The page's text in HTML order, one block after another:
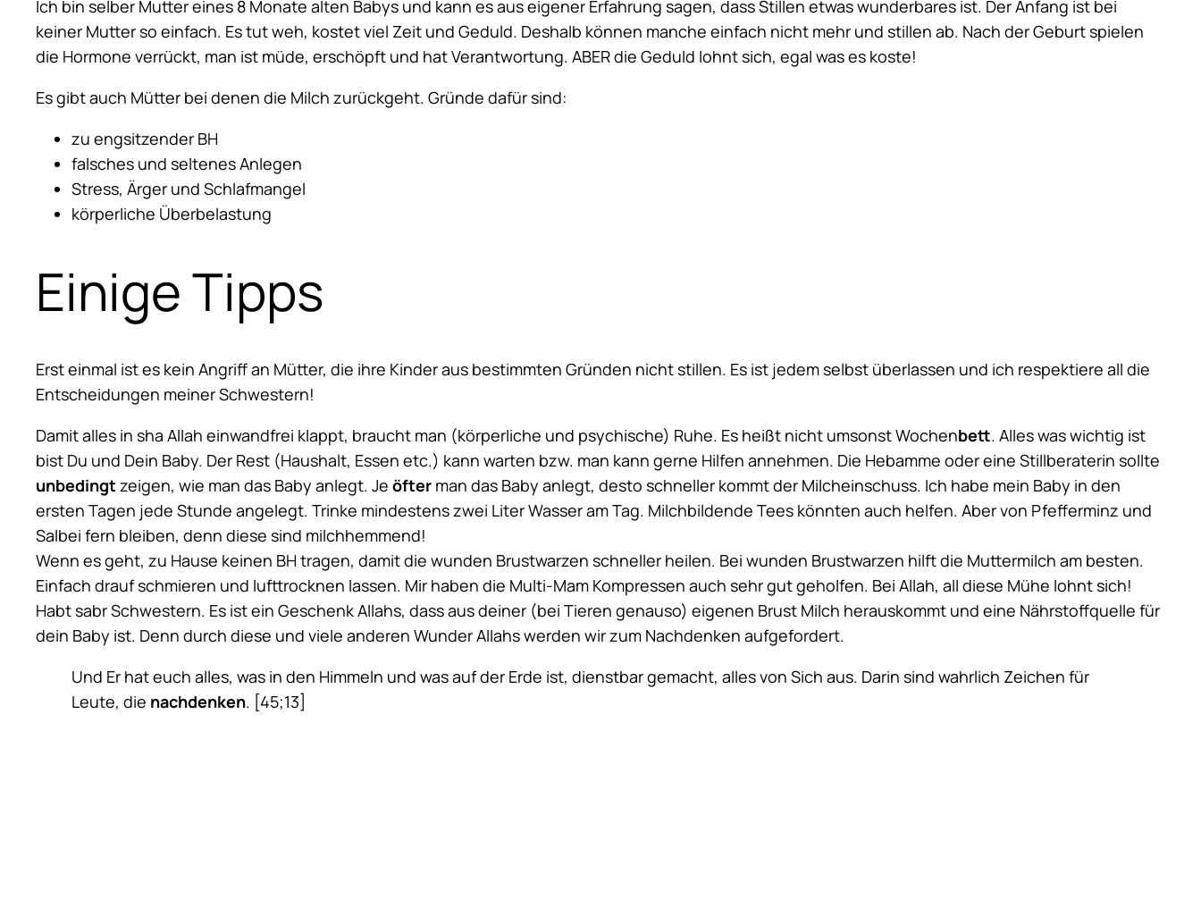
Ich bin selber Mutter eines 8 Monate alten Babys und kann es aus eigener Erfahrung sagen, dass Stillen etwas wunderbares ist. Der Anfang ist bei
keiner Mutter so einfach. Es tut weh, kostet viel Zeit und Geduld. Deshalb können manche einfach nicht mehr und stillen ab. Nach der Geburt spielen
die Hormone verrückt, man ist müde, erschöpft und hat Verantwortung. ABER die Geduld lohnt sich, egal was es koste!
Es gibt auch Mütter bei denen die Milch zurückgeht. Gründe dafür sind:
zu engsitzender BH
falsches und seltenes Anlegen
Stress, Ärger und Schlafmangel
körperliche Überbelastung
Einige Tipps
Erst einmal ist es kein Angriff an Mütter, die ihre Kinder aus bestimmten Gründen nicht stillen. Es ist jedem selbst überlassen und ich respektiere all die
Entscheidungen meiner Schwestern!
Damit alles in sha Allah einwandfrei klappt, braucht man (körperliche und psychische) Ruhe. Es heißt nicht umsonst Wochenbett. Alles was wichtig ist
bist Du und Dein Baby. Der Rest (Haushalt, Essen etc.) kann warten bzw. man kann gerne Hilfen annehmen. Die Hebamme oder eine Stillberaterin sollte
unbedingt zeigen, wie man das Baby anlegt. Je öfter man das Baby anlegt, desto schneller kommt der Milcheinschuss. Ich habe mein Baby in den
ersten Tagen jede Stunde angelegt. Trinke mindestens zwei Liter Wasser am Tag. Milchbildende Tees könnten auch helfen. Aber von Pfefferminz und
Salbei fern bleiben, denn diese sind milchhemmend!
Wenn es geht, zu Hause keinen BH tragen, damit die wunden Brustwarzen schneller heilen. Bei wunden Brustwarzen hilft die Muttermilch am besten.
Einfach drauf schmieren und lufttrocknen lassen. Mir haben die Multi-Mam Kompressen auch sehr gut geholfen. Bei Allah, all diese Mühe lohnt sich!
Habt sabr Schwestern. Es ist ein Geschenk Allahs, dass aus deiner (bei Tieren genauso) eigenen Brust Milch herauskommt und eine Nährstoffquelle für
dein Baby ist. Denn durch diese und viele anderen Wunder Allahs werden wir zum Nachdenken aufgefordert.
Und Er hat euch alles, was in den Himmeln und was auf der Erde ist, dienstbar gemacht, alles von Sich aus. Darin sind wahrlich Zeichen für
Leute, die nachdenken. [45;13]